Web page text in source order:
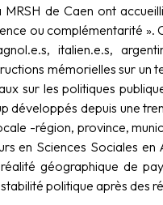
de Caen ont
ou complémentarité ».
italien.e.s,
mémorielles sur un
sur les politiques
depuis une
-région, province,
en Sciences Sociales en
géographique de
politique après des